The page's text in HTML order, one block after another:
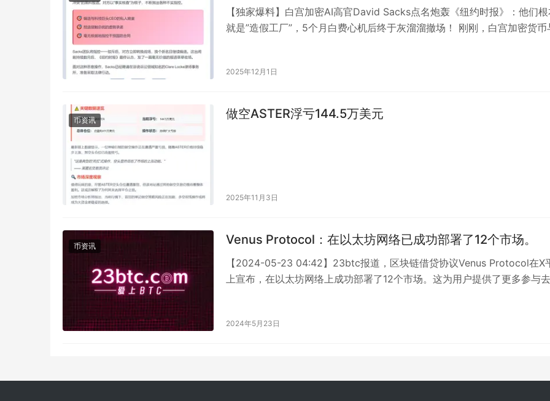
【独家爆料】白宫加密AI高官David Sacks点名炮轰《纽约时报》：他们
就是”造假工厂”，5个月白费心机后终于灰溜溜撤场！ 刚刚，白宫加密货币
2025年12月1日
币资讯 做空ASTER浮亏144.5万美元
2025年11月3日
币资讯 Venus Protocol：在以太坊网络已成功部署了12个市场。
【2024-05-23 04:42】23btc报道，区块链借贷协议Venus Protocol在X
上宣布，在以太坊网络上成功部署了12个市场。这为用户提供了更多参与
2024年5月23日